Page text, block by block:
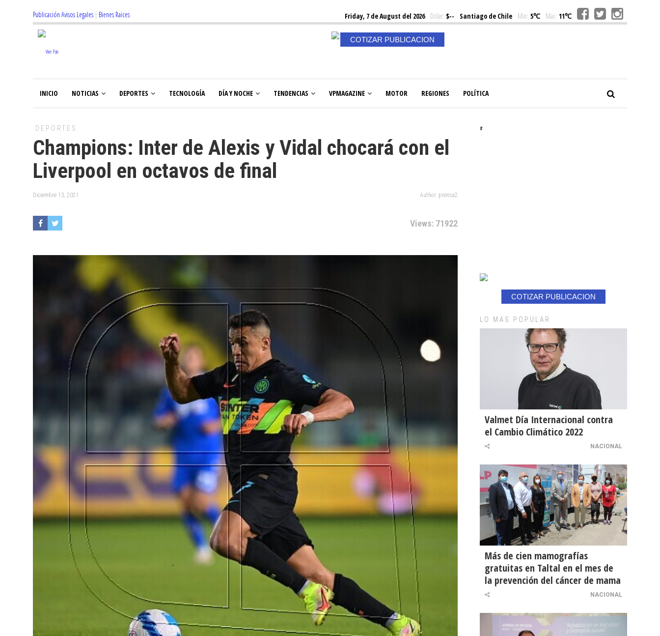
Publicación Avisos Legales | Bienes Raices Friday, 7 de August del 2026Dólar: $-- Santiago de Chile Min: 5℃ Max: 11℃
COTIZAR PUBLICACION
INICIO NOTICIAS DEPORTES TECNOLOGÍA DÍA Y NOCHE TENDENCIAS VPMAGAZINE MOTOR REGIONES POLÍTICA
DEPORTES
Champions: Inter de Alexis y Vidal chocará con el
Liverpool en octavos de final
Diciembre 13, 2021 Author: prensa2
Views: 71922
#
COTIZAR PUBLICACION
LO MAS POPULAR
Valmet Día Internacional contra
el Cambio Climático 2022
NACIONAL
Más de cien mamografías
gratuitas en Taltal en el mes de
la prevención del cáncer de mama
NACIONAL